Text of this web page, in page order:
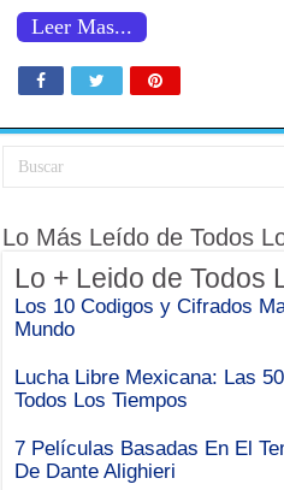
Leer Mas...
Lo Más Leído de Todos
Lo + Leido de Todos
Los 10 Codigos y Cifrados
Mundo
Lucha Libre Mexicana: Las
Todos Los Tiempos
7 Películas Basadas En El
De Dante Alighieri